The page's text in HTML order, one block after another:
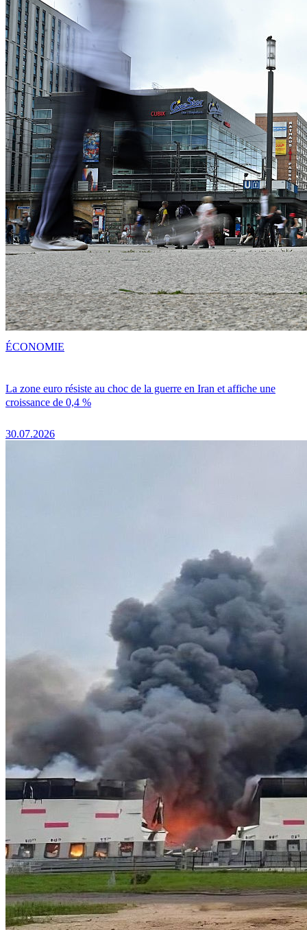
La zone euro résiste au choc de la guerre en Iran et affiche une
croissance de 0,4 %
30.07.2026
ÉCONOMIE